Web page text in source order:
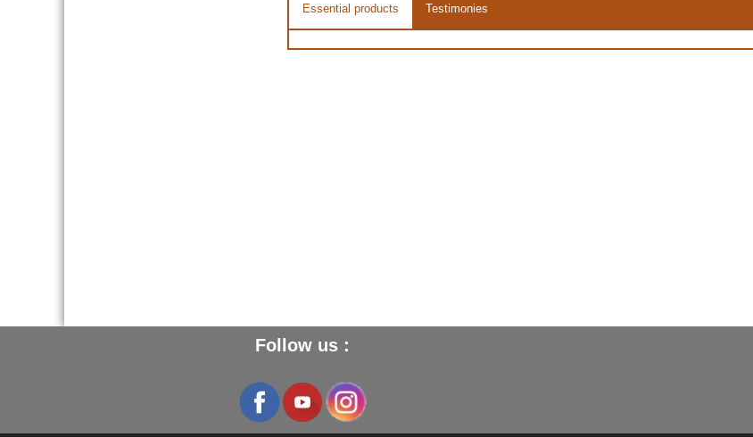
Essential products Testimonies
Follow us :